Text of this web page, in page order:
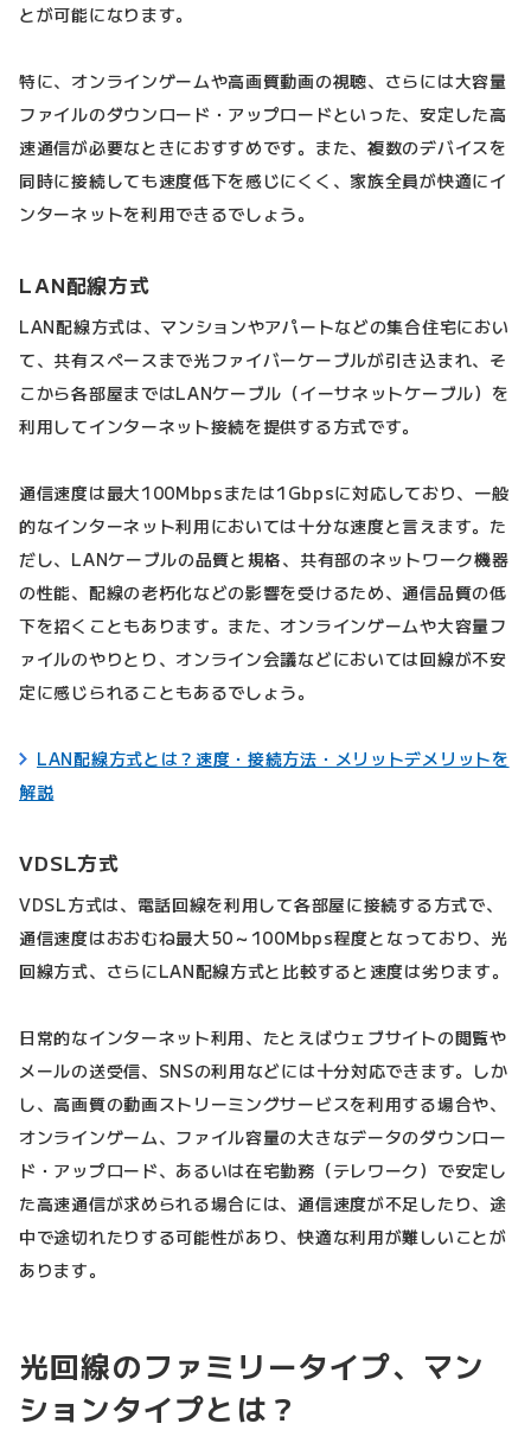
とが可能になります。
特に、オンラインゲームや高画質動画の視聴、さらには大容量
ファイルのダウンロード・アップロードといった、安定した高
速通信が必要なときにおすすめです。また、複数のデバイスを
同時に接続しても速度低下を感じにくく、家族全員が快適にイ
ンターネットを利用できるでしょう。
LAN配線方式
LAN配線方式は、マンションやアパートなどの集合住宅におい
て、共有スペースまで光ファイバーケーブルが引き込まれ、そ
こから各部屋まではLANケーブル（イーサネットケーブル）を
利用してインターネット接続を提供する方式です。
通信速度は最大100Mbpsまたは1Gbpsに対応しており、一般
的なインターネット利用においては十分な速度と言えます。た
だし、LANケーブルの品質と規格、共有部のネットワーク機器
の性能、配線の老朽化などの影響を受けるため、通信品質の低
下を招くこともあります。また、オンラインゲームや大容量フ
ァイルのやりとり、オンライン会議などにおいては回線が不安
定に感じられることもあるでしょう。
LAN配線方式とは？速度・接続方法・メリットデメリットを
解説
VDSL方式
VDSL方式は、電話回線を利用して各部屋に接続する方式で、
通信速度はおおむね最大50～100Mbps程度となっており、光
回線方式、さらにLAN配線方式と比較すると速度は劣ります。
日常的なインターネット利用、たとえばウェブサイトの閲覧や
メールの送受信、SNSの利用などには十分対応できます。しか
し、高画質の動画ストリーミングサービスを利用する場合や、
オンラインゲーム、ファイル容量の大きなデータのダウンロー
ド・アップロード、あるいは在宅勤務（テレワーク）で安定し
た高速通信が求められる場合には、通信速度が不足したり、途
中で途切れたりする可能性があり、快適な利用が難しいことが
あります。
光回線のファミリータイプ、マン
ションタイプとは？